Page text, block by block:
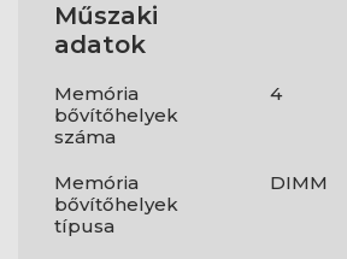
Műszaki
adatok
Memória
bővítőhelyek
száma
4
Memória
bővítőhelyek
típusa
DIMM